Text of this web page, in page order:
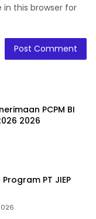
in this browser for
PCPM BI
2026
PT JIEP